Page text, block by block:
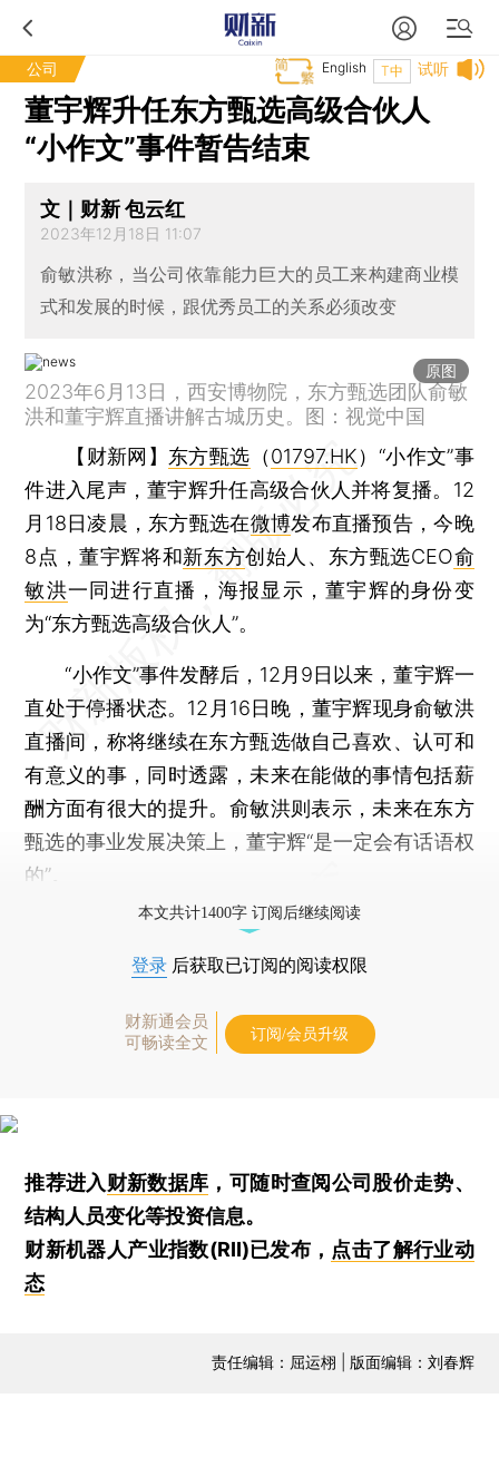
公司 试听
T中
English
董宇辉升任东方甄选高级合伙人
“小作文”事件暂告结束
文｜财新 包云红
2023年12月18日 11:07
俞敏洪称，当公司依靠能力巨大的员工来构建商业模
式和发展的时候，跟优秀员工的关系必须改变
原图
2023年6月13日，西安博物院，东方甄选团队俞敏
洪和董宇辉直播讲解古城历史。图：视觉中国
【财新网】 东方甄选 （01797.HK）“小作文”事
件进入尾声，董宇辉升任高级合伙人并将复播。12
月18日凌晨，东方甄选在微博发布直播预告，今晚
8点，董宇辉将和新东方创始人、东方甄选CEO俞
敏洪一同进行直播，海报显示，董宇辉的身份变
为“东方甄选高级合伙人”。
“小作文”事件发酵后，12月9日以来，董宇辉一
直处于停播状态。12月16日晚，董宇辉现身俞敏洪
直播间，称将继续在东方甄选做自己喜欢、认可和
有意义的事，同时透露，未来在能做的事情包括薪
酬方面有很大的提升。俞敏洪则表示，未来在东方
甄选的事业发展决策上，董宇辉“是一定会有话语权
的”。
本文共计1400字 订阅后继续阅读
登录 后获取已订阅的阅读权限
财新通会员
可畅读全文
订阅/会员升级
推荐进入财新数据库 ，可随时查阅公司股价走势、
结构人员变化等投资信息。
财新机器人产业指数(RII)已发布， 点击了解行业动
态
责任编辑：屈运栩 | 版面编辑：刘春辉